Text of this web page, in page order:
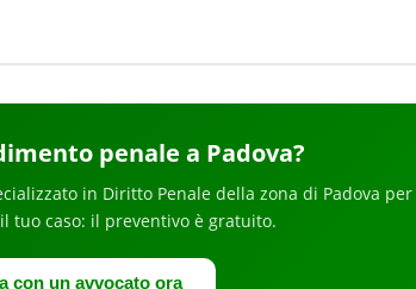
penale a Padova?
in Diritto Penale della zona di Padova per
tuo caso: il preventivo è gratuito.
con un avvocato ora